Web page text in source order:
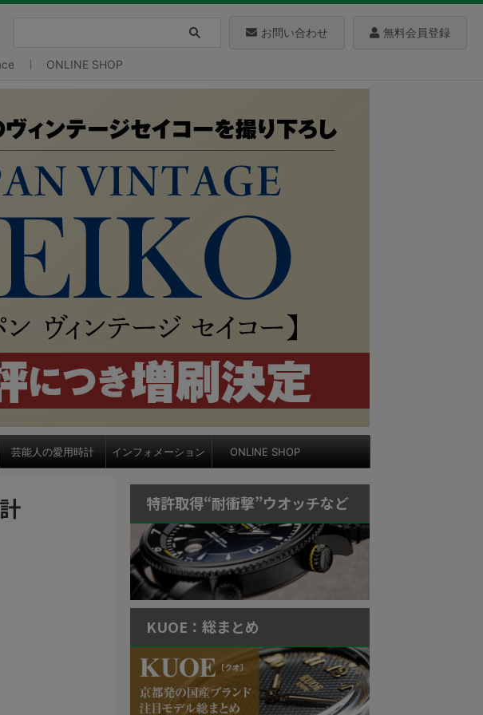
お問い合わせ 無料会員登録
ONLINE SHOP
芸能人の愛用時計 インフォメーション ONLINE SHOP
特許取得“耐衝撃”ウオッチなど
KUOE：総まとめ